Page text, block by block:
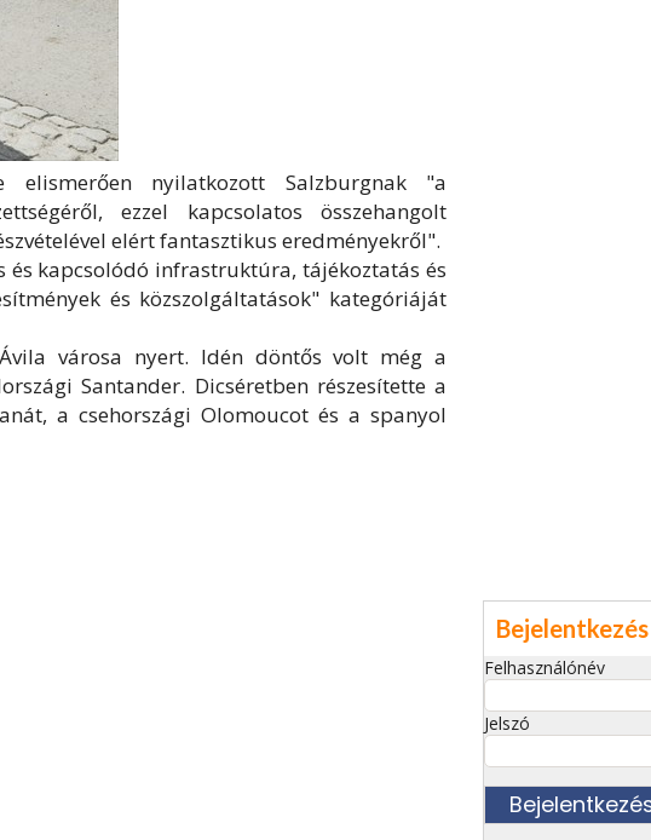
nyilatkozott Salzburgnak "a
ezzel kapcsolatos összehangolt
elért fantasztikus eredményekről".
és kapcsolódó infrastruktúra, tájékoztatás és
és közszolgáltatások" kategóriáját
városa nyert. Idén döntős volt még a
Santander. Dicséretben részesítette a
a csehországi Olomoucot és a spanyol
Bejelentkezés
Felhasználónév
Jelszó